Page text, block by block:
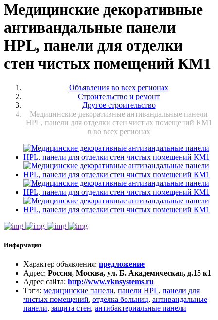
Медицинские декоративные
антивандальные панели
HPL, панели для отделки
стен чистых помещений КМ1
Объявления во всех регионах
Строительство и ремонт
Другое строительство
Медицинские декоративные антивандальные панели
HPL, панели для отделки стен чистых помещений КМ1
в во всех регионах
Информация
Характер объявления: предложение
Адрес: Россия, Москва, ул. Б. Академическая, д.15 к1
Адрес сайта: http://www.vknsystems.ru
Тэги: медицинские панели, панели HPL, панели для
чистых помещений, отделка больниц, антивандальные
панели, защита стен, антибактериальные панели